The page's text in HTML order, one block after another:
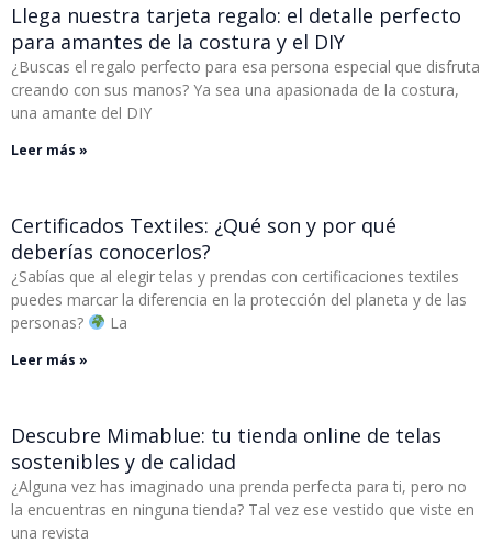
Llega nuestra tarjeta regalo: el detalle perfecto
para amantes de la costura y el DIY
¿Buscas el regalo perfecto para esa persona especial que disfruta
creando con sus manos? Ya sea una apasionada de la costura,
una amante del DIY
Leer más »
Certificados Textiles: ¿Qué son y por qué
deberías conocerlos?
¿Sabías que al elegir telas y prendas con certificaciones textiles
puedes marcar la diferencia en la protección del planeta y de las
personas?
La
Leer más »
Descubre Mimablue: tu tienda online de telas
sostenibles y de calidad
¿Alguna vez has imaginado una prenda perfecta para ti, pero no
la encuentras en ninguna tienda? Tal vez ese vestido que viste en
una revista